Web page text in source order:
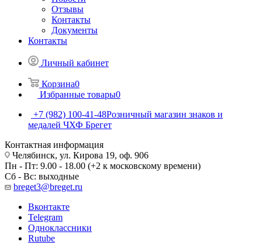
Отзывы
Контакты
Документы
Контакты
Личный кабинет
Корзина0
Избранные товары0
+7 (982) 100-41-48Розничный магазин знаков и
медалей ЧХФ Брегет
Контактная информация
Челябинск, ул. Кирова 19, оф. 906
Пн - Пт: 9.00 - 18.00 (+2 к московскому времени)
Сб - Вс: выходные
breget3@breget.ru
Вконтакте
Telegram
Одноклассники
Rutube